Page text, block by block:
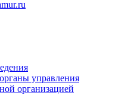
управления
организацией